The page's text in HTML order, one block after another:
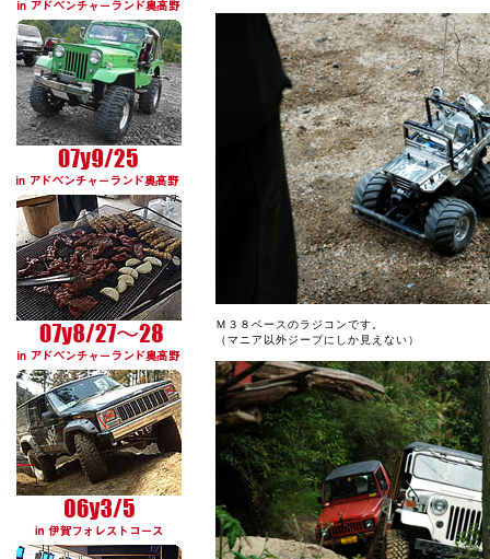
Ｍ３８ベースのラジコンです。
（マニア以外ジープにしか見えない）